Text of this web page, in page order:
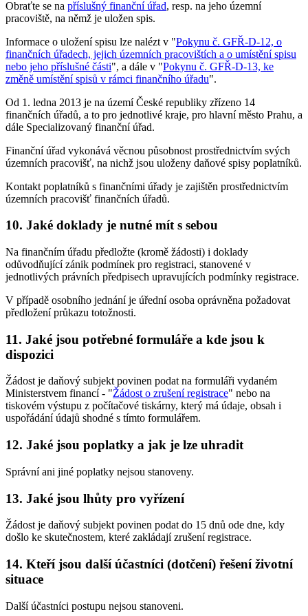
Obraťte se na příslušný finanční úřad, resp. na jeho územní
pracoviště, na němž je uložen spis.
Informace o uložení spisu lze nalézt v "Pokynu č. GFŘ-D-12, o
finančních úřadech, jejich územních pracovištích a o umístění spisu
nebo jeho příslušné části", a dále v "Pokynu č. GFŘ-D-13, ke
změně umístění spisů v rámci finančního úřadu".
Od 1. ledna 2013 je na území České republiky zřízeno 14
finančních úřadů, a to pro jednotlivé kraje, pro hlavní město Prahu, a
dále Specializovaný finanční úřad.
Finanční úřad vykonává věcnou působnost prostřednictvím svých
územních pracovišť, na nichž jsou uloženy daňové spisy poplatníků.
Kontakt poplatníků s finančními úřady je zajištěn prostřednictvím
územních pracovišť finančních úřadů.
10. Jaké doklady je nutné mít s sebou
Na finančním úřadu předložte (kromě žádosti) i doklady
odůvodňující zánik podmínek pro registraci, stanovené v
jednotlivých právních předpisech upravujících podmínky registrace.
V případě osobního jednání je úřední osoba oprávněna požadovat
předložení průkazu totožnosti.
11. Jaké jsou potřebné formuláře a kde jsou k
dispozici
Žádost je daňový subjekt povinen podat na formuláři vydaném
Ministerstvem financí - "Žádost o zrušení registrace" nebo na
tiskovém výstupu z počítačové tiskárny, který má údaje, obsah i
uspořádání údajů shodné s tímto formulářem.
12. Jaké jsou poplatky a jak je lze uhradit
Správní ani jiné poplatky nejsou stanoveny.
13. Jaké jsou lhůty pro vyřízení
Žádost je daňový subjekt povinen podat do 15 dnů ode dne, kdy
došlo ke skutečnostem, které zakládají zrušení registrace.
14. Kteří jsou další účastníci (dotčení) řešení životní
situace
Další účastníci postupu nejsou stanoveni.